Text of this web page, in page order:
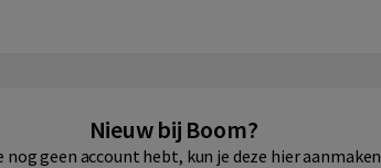
Nieuw bij Boom?
nog geen account hebt, kun je deze hier aanmaken